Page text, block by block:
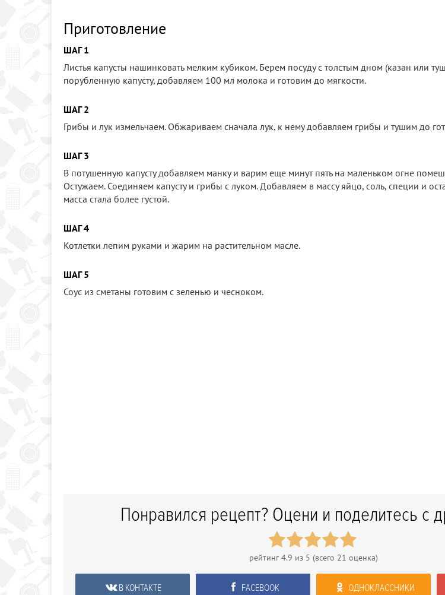
Приготовление
ШАГ 1
Листья капусты нашинковать мелким кубиком. Берем посуду с толстым дном (казан или
порубленную капусту, добавляем 100 мл молока и готовим до мягкости.
ШАГ 2
Грибы и лук измельчаем. Обжариваем сначала лук, к нему добавляем грибы и тушим до
ШАГ 3
В потушенную капусту добавляем манку и варим еще минут пять на маленьком огне
Остужаем. Соединяем капусту и грибы с луком. Добавляем в массу яйцо, соль, специи и
масса стала более густой.
ШАГ 4
Котлетки лепим руками и жарим на растительном масле.
ШАГ 5
Соус из сметаны готовим с зеленью и чесноком.
Понравился рецепт? Оцени и поделитесь с
рейтинг4.9 из 5 (всего 21 оценка)
В КОНТАКТЕ FACEBOOK ОДНОКЛАССНИКИ